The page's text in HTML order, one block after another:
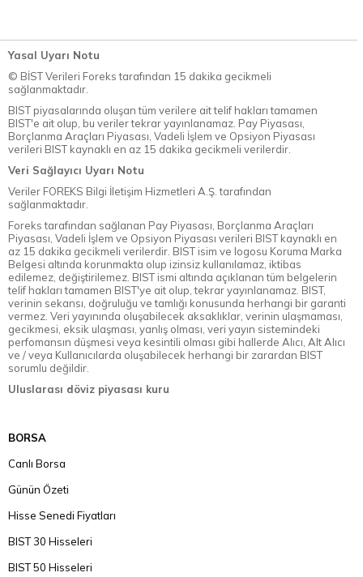
Yasal Uyarı Notu
© BİST Verileri Foreks tarafından 15 dakika gecikmeli
sağlanmaktadır.
BIST piyasalarında oluşan tüm verilere ait telif hakları tamamen
BIST'e ait olup, bu veriler tekrar yayınlanamaz. Pay Piyasası,
Borçlanma Araçları Piyasası, Vadeli İşlem ve Opsiyon Piyasası
verileri BIST kaynaklı en az 15 dakika gecikmeli verilerdir.
Veri Sağlayıcı Uyarı Notu
Veriler FOREKS Bilgi İletişim Hizmetleri A.Ş. tarafından
sağlanmaktadır.
Foreks tarafından sağlanan Pay Piyasası, Borçlanma Araçları
Piyasası, Vadeli İşlem ve Opsiyon Piyasası verileri BIST kaynaklı en
az 15 dakika gecikmeli verilerdir. BIST isim ve logosu Koruma Marka
Belgesi altında korunmakta olup izinsiz kullanılamaz, iktibas
edilemez, değiştirilemez. BIST ismi altında açıklanan tüm belgelerin
telif hakları tamamen BIST'ye ait olup, tekrar yayınlanamaz. BIST,
verinin sekansı, doğruluğu ve tamlığı konusunda herhangi bir garanti
vermez. Veri yayınında oluşabilecek aksaklıklar, verinin ulaşmaması,
gecikmesi, eksik ulaşması, yanlış olması, veri yayın sistemindeki
perfomansın düşmesi veya kesintili olması gibi hallerde Alıcı, Alt Alıcı
ve / veya Kullanıcılarda oluşabilecek herhangi bir zarardan BIST
sorumlu değildir.
Uluslarası döviz piyasası kuru
BORSA
Canlı Borsa
Günün Özeti
Hisse Senedi Fiyatları
BIST 30 Hisseleri
BIST 50 Hisseleri